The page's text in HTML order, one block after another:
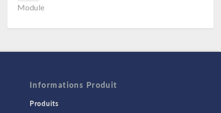
Module
Informations Produit
Produits